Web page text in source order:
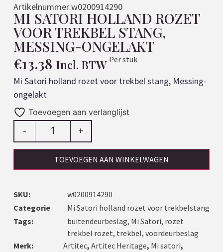
Artikelnummer:w0200914290
MI SATORI HOLLAND ROZET
VOOR TREKBEL STANG,
MESSING-ONGELAKT
€13.38 Incl. BTW Per stuk
Mi Satori holland rozet voor trekbel stang, Messing-
ongelakt
Toevoegen aan verlanglijst
- +
TOEVOEGEN AAN WINKELWAGEN
SKU:
w0200914290
Categorie
Mi Satori holland rozet voor trekbelstang
Tags:
buitendeurbeslag, Mi Satori, rozet
trekbel rozet, trekbel, voordeurbeslag
Merk:
Artitec, Artitec Heritage, Mi satori,